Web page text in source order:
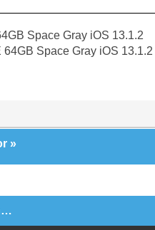
Space Gray iOS 13.1.2
64GB Space Gray iOS 13.1.2
»